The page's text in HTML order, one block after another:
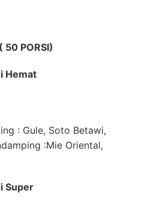
( 50 PORSI)
Hemat
: Gule, Soto Betawi,
:Mie Oriental,
Super